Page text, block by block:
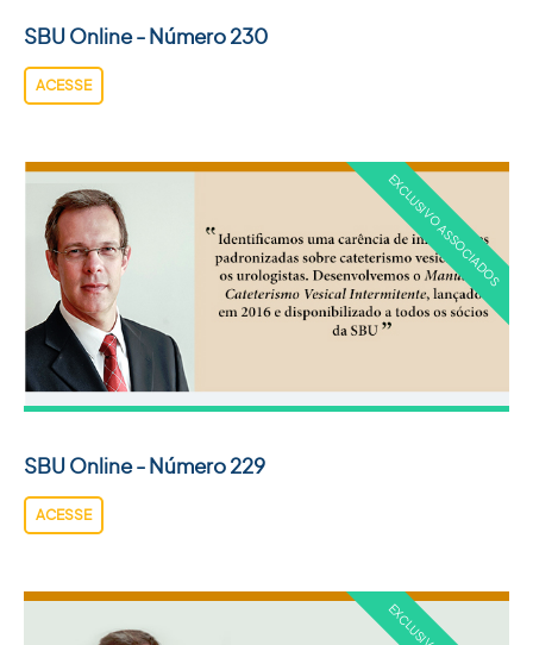
SBU Online - Número 230
ACESSE
SBU Online - Número 229
ACESSE